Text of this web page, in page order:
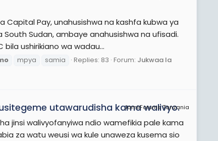
Capital Pay, unahusishwa na kashfa kubwa ya
South Sudan, ambaye anahusishwa na ufisadi.
bila ushirikiano wa wadau...
mpya samia Replies: 83 Forum: Jukwaa la
JamiiForums Tanzania
utawarudisha kama walivyo.
jinsi walivyofanyiwa ndio wamefikia pale kama
za watu weusi wa kule unaweza kusema sio